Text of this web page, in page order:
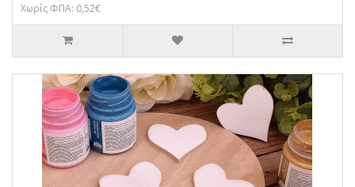
Χωρίς ΦΠΑ: 0,52€